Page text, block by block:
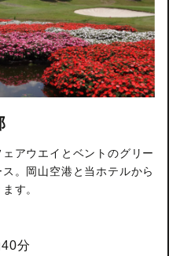
アウエイとベントのグリー
。岡山空港と当ホテルから
す。
分